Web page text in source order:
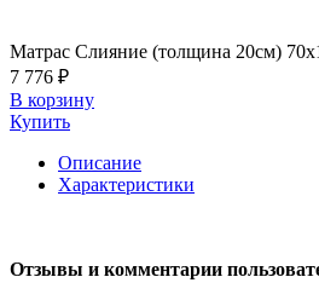
Матрас Слияние (толщина 20см)
7 776 ₽
В корзину
Купить
Описание
Характеристики
Отзывы и комментарии